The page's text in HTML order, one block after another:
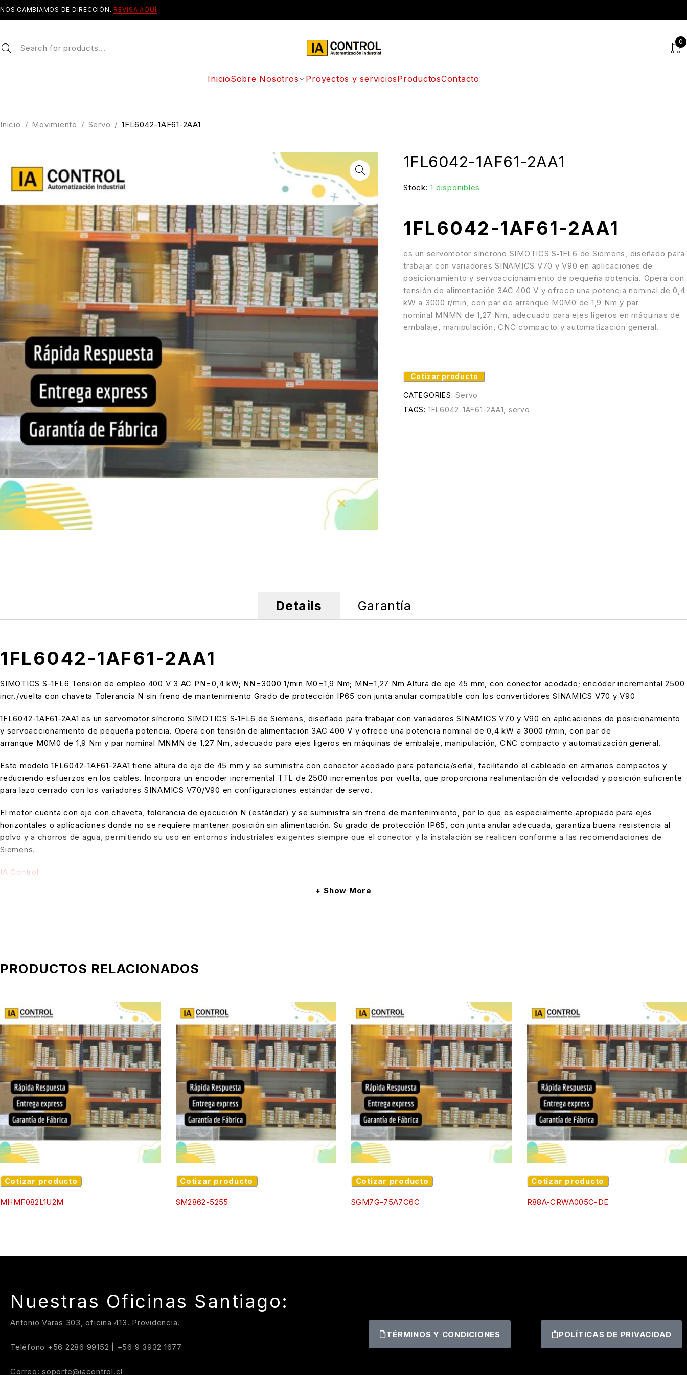
NOS CAMBIAMOS DE DIRECCIÓN. REVISA AQUÍ
0
InicioSobre Nosotros Proyectos y serviciosProductosContacto
Inicio / Movimiento / Servo / 1FL6042-1AF61-2AA1
1FL6042-1AF61-2AA1
Stock: 1 disponibles
1FL6042-1AF61-2AA1
es un servomotor síncrono SIMOTICS S‑1FL6 de Siemens, diseñado para
trabajar con variadores SINAMICS V70 y V90 en aplicaciones de
posicionamiento y servoaccionamiento de pequeña potencia. Opera con
tensión de alimentación 3AC 400 V y ofrece una potencia nominal de 0,4
kW a 3000 r/min, con par de arranque M0M0 de 1,9 Nm y par
nominal MNMN de 1,27 Nm, adecuado para ejes ligeros en máquinas de
embalaje, manipulación, CNC compacto y automatización general.​
Cotizar producto
CATEGORIES: Servo
TAGS: 1FL6042-1AF61-2AA1 servo
Details Garantía
1FL6042-1AF61-2AA1
SIMOTICS S-1FL6 Tensión de empleo 400 V 3 AC PN=0,4 kW; NN=3000 1/min M0=1,9 Nm; MN=1,27 Nm Altura de eje 45 mm, con conector acodado; encóder incremental 2500
incr./vuelta con chaveta Tolerancia N sin freno de mantenimiento Grado de protección IP65 con junta anular compatible con los convertidores SINAMICS V70 y V90
1FL6042-1AF61-2AA1 es un servomotor síncrono SIMOTICS S‑1FL6 de Siemens, diseñado para trabajar con variadores SINAMICS V70 y V90 en aplicaciones de posicionamiento
y servoaccionamiento de pequeña potencia. Opera con tensión de alimentación 3AC 400 V y ofrece una potencia nominal de 0,4 kW a 3000 r/min, con par de
arranque M0M0 de 1,9 Nm y par nominal MNMN de 1,27 Nm, adecuado para ejes ligeros en máquinas de embalaje, manipulación, CNC compacto y automatización general.​
Este modelo 1FL6042-1AF61-2AA1 tiene altura de eje de 45 mm y se suministra con conector acodado para potencia/señal, facilitando el cableado en armarios compactos y
reduciendo esfuerzos en los cables. Incorpora un encoder incremental TTL de 2500 incrementos por vuelta, que proporciona realimentación de velocidad y posición suficiente
para lazo cerrado con los variadores SINAMICS V70/V90 en configuraciones estándar de servo.​
El motor cuenta con eje con chaveta, tolerancia de ejecución N (estándar) y se suministra sin freno de mantenimiento, por lo que es especialmente apropiado para ejes
horizontales o aplicaciones donde no se requiere mantener posición sin alimentación. Su grado de protección IP65, con junta anular adecuada, garantiza buena resistencia al
polvo y a chorros de agua, permitiendo su uso en entornos industriales exigentes siempre que el conector y la instalación se realicen conforme a las recomendaciones de
Siemens.
IA Control
Show More
PRODUCTOS RELACIONADOS
Cotizar producto
MHMF082L1U2M
Cotizar producto
SM2862-5255
Cotizar producto
SGM7G-75A7C6C
Cotizar producto
R88A-CRWA005C-DE
Nuestras Oficinas Santiago:
Antonio Varas 303, oficina 413. Providencia.
Teléfono +56 2286 99152 +56 9 3932 1677
Correo: soporte@iacontrol.cl
TÉRMINOS Y CONDICIONES POLÍTICAS DE PRIVACIDAD